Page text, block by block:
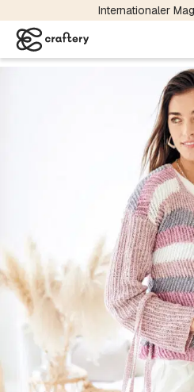
Internationaler